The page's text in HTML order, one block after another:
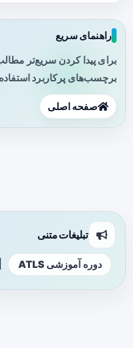
راهنمای سریع
برای پیدا کردن سریع‌تر
برچسب‌های پرکاربرد
صفحه اصلی
تبلیغات متنی
دوره آموزشی ATLS